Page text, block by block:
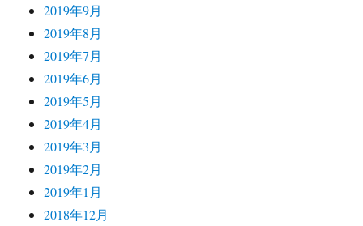
2019年9月
2019年8月
2019年7月
2019年6月
2019年5月
2019年4月
2019年3月
2019年2月
2019年1月
2018年12月